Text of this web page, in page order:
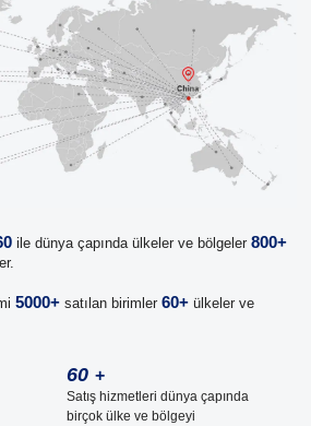
ile dünya çapında ülkeler ve bölgeler800+
5000+ satılan birimler60+ ülkeler ve
60 +
Satış hizmetleri dünya çapında
birçok ülke ve bölgeyi